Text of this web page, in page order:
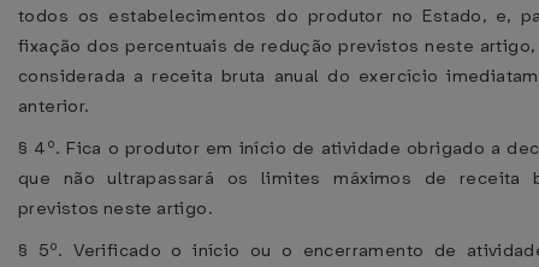
todos os estabelecimentos do produtor no Estado, e,
fixação dos percentuais de redução previstos neste artigo,
considerada a receita bruta anual do exercício
anterior.
§ 4º. Fica o produtor em início de atividade obrigado a
que não ultrapassará os limites máximos de receita
previstos neste artigo.
§ 5º. Verificado o início ou o encerramento de